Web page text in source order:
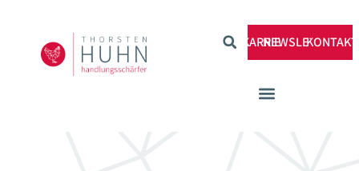
KARRIERE
NEWSLETTER
KONTAKT